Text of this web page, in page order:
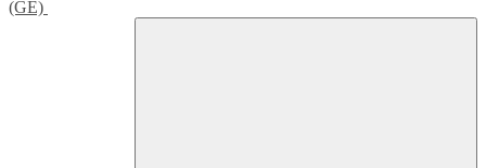
(GE)